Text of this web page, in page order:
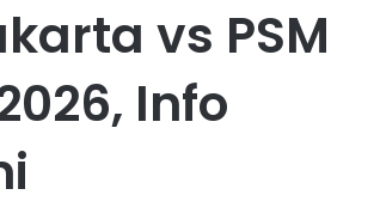
vs PSM
Info